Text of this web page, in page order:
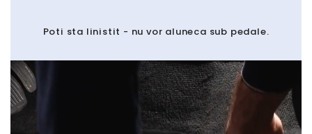
Poti sta linistit - nu vor aluneca sub pedale.